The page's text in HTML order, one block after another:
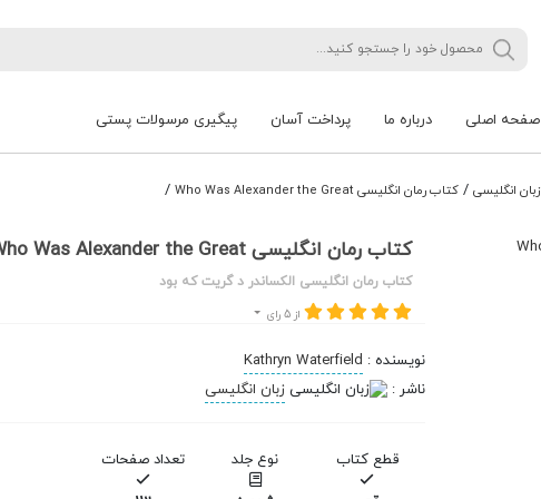
صفحه اصلی درباره ما پرداخت آسان پیگیری مرسولات پستی
زبان انگلیسی / کتاب رمان انگلیسی Who Was Alexander the Great /
کتاب رمان انگلیسی Who Was Alexander the Great
کتاب رمان انگلیسی الکساندر د گریت که بود
از 5 رای
نویسنده :
Kathryn Waterfield
ناشر : زبان انگلیسی
قطع کتاب نوع جلد تعداد صفحات